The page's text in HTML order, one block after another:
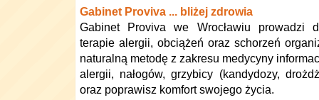
Gabinet Proviva ... bliżej zdrowia
Gabinet Proviva we Wrocławiu prowadzi
terapie alergii, obciążeń oraz schorzeń
naturalną metodę z zakresu medycyny
alergii, nałogów, grzybicy (kandydozy,
oraz poprawisz komfort swojego życia.